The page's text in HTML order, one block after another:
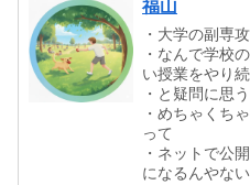
福山
・大学の副専
・なんで学校
い授業をやり
・と疑問に思う
・めちゃくち
って
・ネットで公
になるんやな